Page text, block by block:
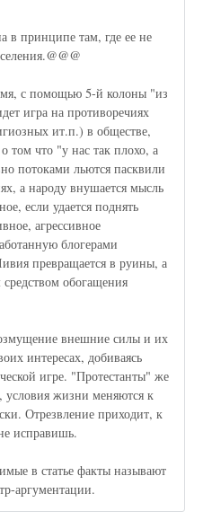
в принципе там, где ее не
с помощью 5-й колоны "из
игра на противоречиях
ит.п.) в обществе,
том что "у нас так плохо, а
потоками льются пасквили
а народу внушается мысль
если удается поднять
агрессивное
блогерами
превращается в руины, а
средством обогащения
внешние силы и их
интересах, добиваясь
игре. "Протестанты" же
условия жизни меняются к
Отрезвление приходит, к
исправишь.
в статье факты называют
аргументации.